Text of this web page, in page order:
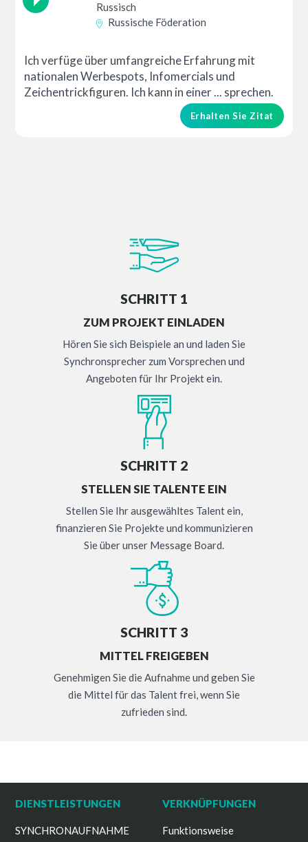
Russisch
Russische Föderation
Ich verfüge über umfangreiche Erfahrung mit
nationalen Werbespots, Infomercials und
Zeichentrickfiguren. Ich kann in einer ... sprechen.
Erhalten Sie Zitat
SCHRITT 1
ZUM PROJEKT EINLADEN
Hören Sie sich Beispiele an und laden Sie
Synchronsprecher zum Vorsprechen und
Angeboten für Ihr Projekt ein.
SCHRITT 2
STELLEN SIE TALENTE EIN
Stellen Sie Ihr ausgewähltes Talent ein,
finanzieren Sie Projekte und kommunizieren
Sie über unser Message Board.
SCHRITT 3
MITTEL FREIGEBEN
Genehmigen Sie die Aufnahme und geben Sie
die Mittel für das Talent frei, wenn Sie
zufrieden sind.
DIENSTLEISTUNGEN
SYNCHRONAUFNAHME
VERKNÜPFUNGEN
Funktionsweise